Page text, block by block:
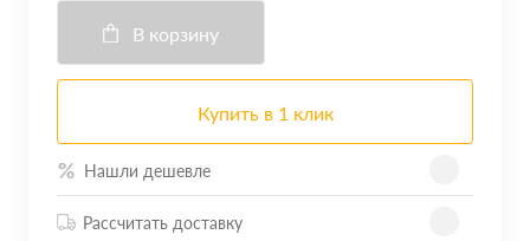
В корзину
Купить в 1 клик
Нашли дешевле
Рассчитать доставку